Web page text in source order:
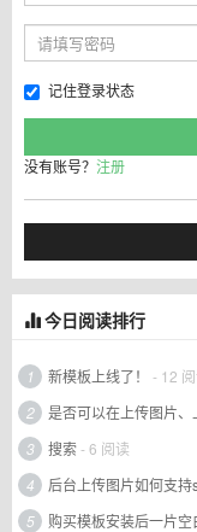
记住登录状态
没有账号？ 注册
今日阅读排行
1 新模板上线了！
- 12
2
是否可以在上传图片
3
搜索- 6 阅读
4
后台上传图片如何支
5
购买模板安装后一片空